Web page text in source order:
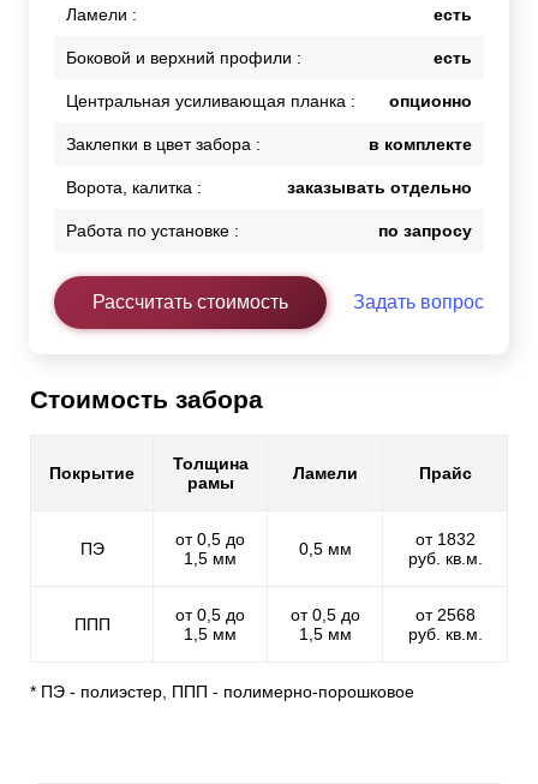
Ламели : есть
Боковой и верхний профили : есть
Центральная усиливающая планка : опционно
Заклепки в цвет забора : в комплекте
Ворота, калитка : заказывать отдельно
Работа по установке : по запросу
Рассчитать стоимость Задать вопрос
Стоимость забора
Покрытие
Толщина
рамы
Ламели Прайс
ПЭ
от 0,5 до
1,5 мм
0,5 мм
от 1832
руб. кв.м.
ППП
от 0,5 до
1,5 мм
от 0,5 до
1,5 мм
от 2568
руб. кв.м.
* ПЭ - полиэстер, ППП - полимерно-порошковое